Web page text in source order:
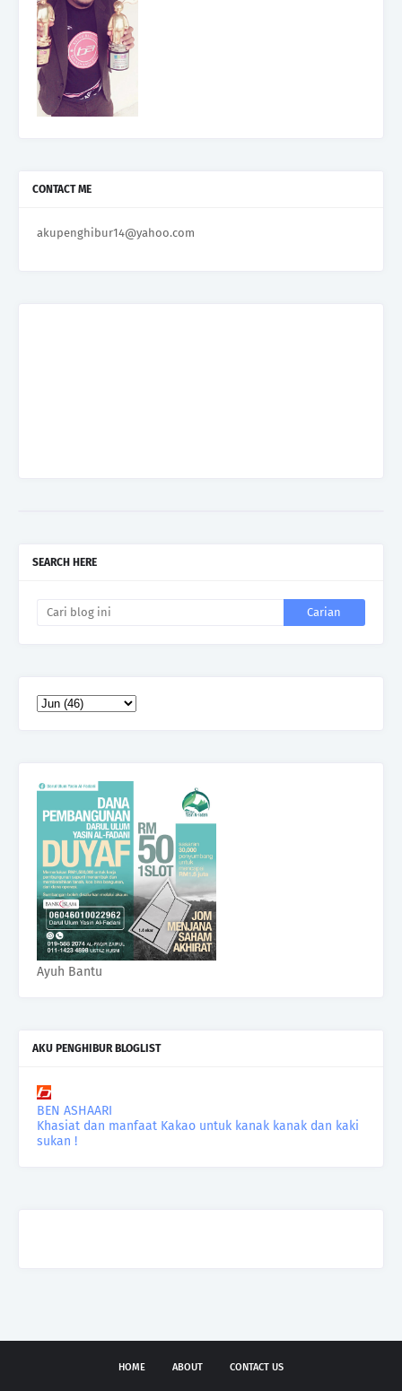
CONTACT ME
akupenghibur14@yahoo.com
SEARCH HERE
Ayuh Bantu
AKU PENGHIBUR BLOGLIST
BEN ASHAARI
Khasiat dan manfaat Kakao untuk kanak kanak dan kaki
sukan !
HOME ABOUT CONTACT US